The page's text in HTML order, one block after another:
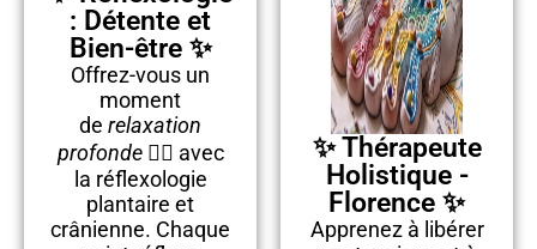
: Détente et
Bien-être ✨
Offrez-vous un
moment
de relaxation
profonde🧘‍♀️ avec
la réflexologie
plantaire et
crânienne. Chaque
✨ Thérapeute
Holistique -
Florence ✨
Apprenez à libérer